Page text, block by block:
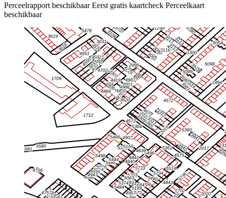
Perceelrapport beschikbaar Eerst gratis kaartcheck Perceelkaart
beschikbaar